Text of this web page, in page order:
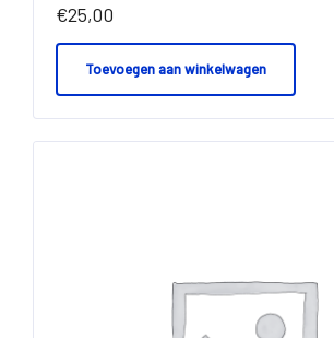
€25,00
Toevoegen aan winkelwagen